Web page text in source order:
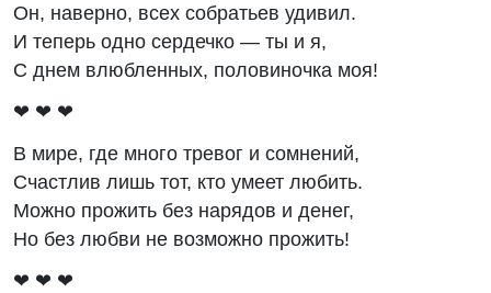
Он, наверно, всех собратьев удивил.
И теперь одно сердечко — ты и я,
С днем влюбленных, половиночка моя!
❤ ❤ ❤
В мире, где много тревог и сомнений,
Счастлив лишь тот, кто умеет любить.
Можно прожить без нарядов и денег,
Но без любви не возможно прожить!
❤ ❤ ❤